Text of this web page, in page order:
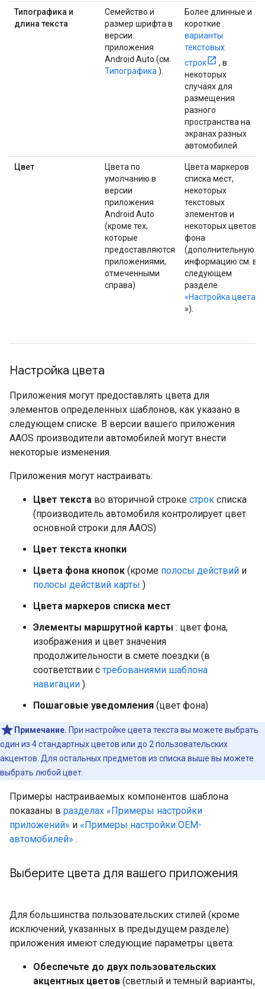
Типографика и
длина текста
Семейство и
размер шрифта в
версии
приложения
Android Auto (см.
Типографика ).
Более длинные и
короткие
варианты
текстовых
строк
, в
некоторых
случаях для
размещения
разного
пространства на
экранах разных
автомобилей.
Цвет
Цвета по
умолчанию в
версии
приложения
Android Auto
(кроме тех,
которые
предоставляются
приложениями,
отмеченными
справа)
Цвета маркеров
списка мест,
некоторых
текстовых
элементов и
некоторых цветов
фона
(дополнительную
информацию см. в
следующем
разделе
«Настройка цвета
»).
Настройка цвета
Приложения могут предоставлять цвета для
элементов определенных шаблонов, как указано в
следующем списке. В версии вашего приложения
AAOS производители автомобилей могут внести
некоторые изменения.
Приложения могут настраивать:
Цвет текста во вторичной строке строк списка
(производитель автомобиля контролирует цвет
основной строки для AAOS)
Цвет текста кнопки
Цвета фона кнопок (кроме полосы действий и
полосы действий карты )
Цвета маркеров списка мест
Элементы маршрутной карты : цвет фона,
изображения и цвет значения
продолжительности в смете поездки (в
соответствии с требованиями шаблона
навигации ).
Пошаговые уведомления (цвет фона)
Примечание. При настройке цвета текста вы можете выбрать
один из 4 стандартных цветов или до 2 пользовательских
акцентов. Для остальных предметов из списка выше вы можете
выбрать любой цвет.
Примеры настраиваемых компонентов шаблона
показаны в разделах «Примеры настройки
приложений» и «Примеры настройки OEM-
автомобилей» .
Выберите цвета для вашего приложения
Для большинства пользовательских стилей (кроме
исключений, указанных в предыдущем разделе)
приложения имеют следующие параметры цвета:
Обеспечьте до двух пользовательских
акцентных цветов (светлый и темный варианты,